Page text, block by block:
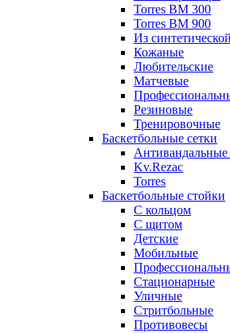
Torres BM 300
Torres BM 900
Из
Кожаные
Любительские
Матчевые
Резиновые
Тренировочные
Баскетбольные сетки
Антивандальные
Kv.Rezac
Torres
Баскетбольные стойки
С кольцом
С щитом
Детские
Мобильные
Стационарные
Уличные
Стритбольные
Противовесы